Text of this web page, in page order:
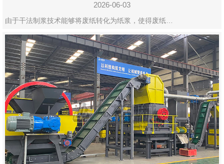
2026-06-03
由于干法制浆技术能够将废纸转化为纸浆，使得废纸…